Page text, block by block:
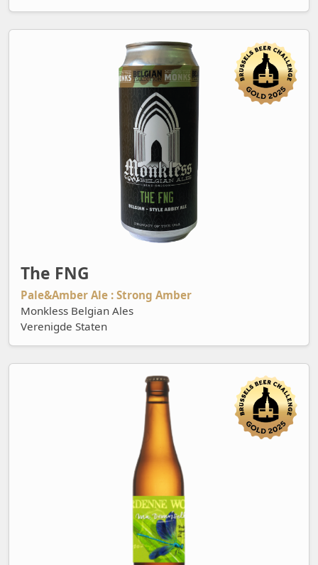
The FNG
The FNG
Pale&Amber Ale : Strong Amber
Monkless Belgian Ales
Verenigde Staten